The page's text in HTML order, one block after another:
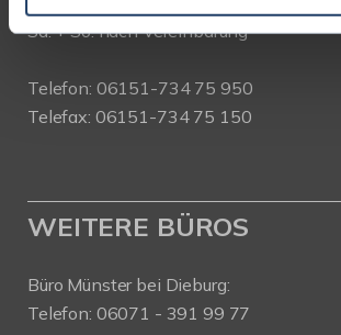
Sa. + So. nach Vereinbarung
Telefon: 06151-734 75 950
Telefax: 06151-734 75 150
WEITERE BÜROS
Büro Münster bei Dieburg:
Telefon: 06071 - 391 99 77